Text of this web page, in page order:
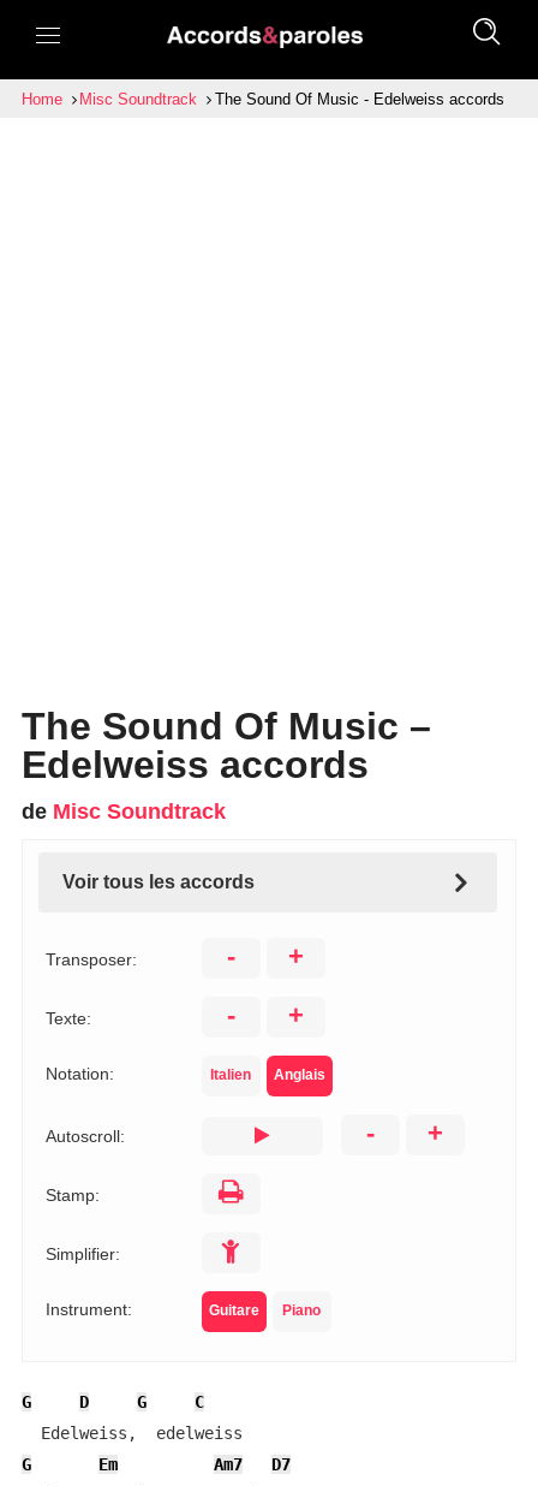
Home Misc Soundtrack The Sound Of Music - Edelweiss accords
The Sound Of Music –
Edelweiss accords
de Misc Soundtrack
Voir tous les accords
Transposer: - +
Texte: - +
Notation: Italien Anglais
Autoscroll: - +
Stamp:
Simplifier:
Instrument: Guitare Piano
G D G
C
G
Em Am7
D7